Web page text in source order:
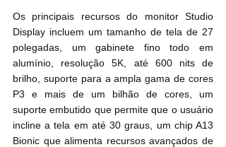
Os principais recursos do monitor Studio
Display incluem um tamanho de tela de 27
polegadas, um gabinete fino todo em
alumínio, resolução 5K, até 600 nits de
brilho, suporte para a ampla gama de cores
P3 e mais de um bilhão de cores, um
suporte embutido que permite que o usuário
incline a tela em até 30 graus, um chip A13
Bionic que alimenta recursos avançados de